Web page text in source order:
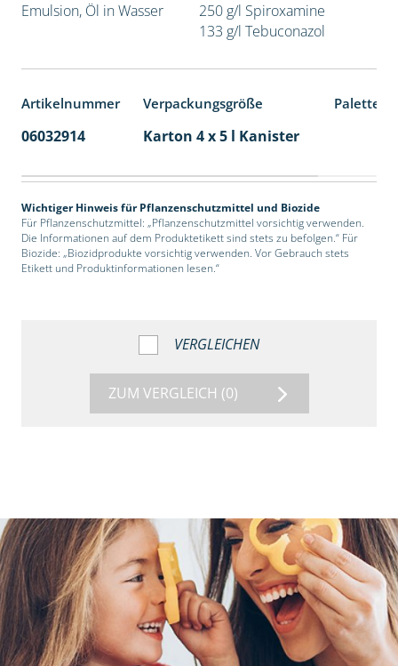
Emulsion, Öl in Wasser
250 g/l Spiroxamine
133 g/l Tebuconazol
Artikelnummer Verpackungsgröße
06032914 Karton 4 x 5 l Kanister
Wichtiger Hinweis für Pflanzenschutzmittel und Biozide
Für Pflanzenschutzmittel: „Pflanzenschutzmittel vorsichtig verwenden.
Die Informationen auf dem Produktetikett sind stets zu befolgen.“ Für
Biozide: „Biozidprodukte vorsichtig verwenden. Vor Gebrauch stets
Etikett und Produktinformationen lesen.“
VERGLEICHEN
ZUM VERGLEICH (0)